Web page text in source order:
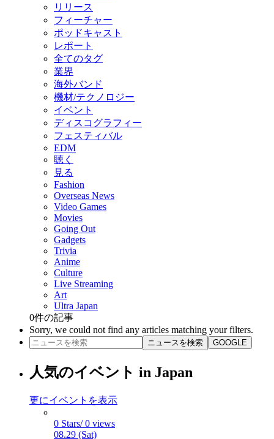
リリース
フィーチャー
ポッドキャスト
レポート
全てのタグ
業界
海外バンド
機材/テクノロジー
イベント
ディスコグラフィー
フェスティバル
EDM
聴く
見る
Fashion
Overseas News
Video Games
Movies
Going Out
Gadgets
Trivia
Anime
Culture
Live Streaming
Art
Ultra Japan
0件の記事
Sorry, we could not find any articles matching your filters.
ニュースを検索 GOOGLE
人気のイベント in Japan
更にイベントを表示
0 Stars/ 0 views
08.29 (Sat)